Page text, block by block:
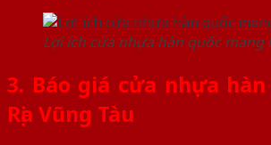
Lợi ích cửa nhựa hàn quốc mang
3. Báo giá cửa nhựa
Rịa Vũng Tàu